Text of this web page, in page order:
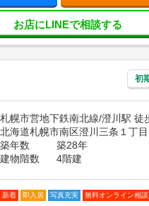
お店にLINEで相談する
初
札幌市営地下鉄南北線/澄川駅 徒
北海道札幌市南区澄川三条１丁目
築年数
築28年
建物階数
4階建
新着 即入居 写真充実 無料オンライン相